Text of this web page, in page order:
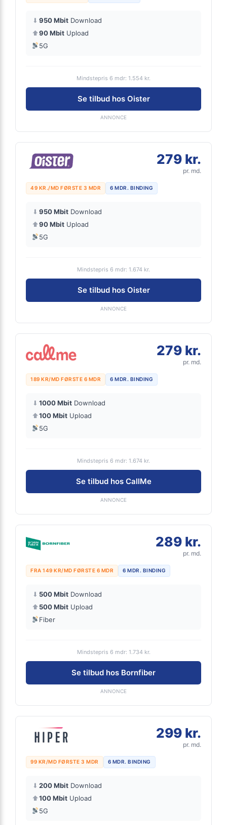
⬇ 950 Mbit Download
⬆90 Mbit Upload
5G
Mindstepris 6 mdr: 1.554 kr.
Se tilbud hos Oister
ANNONCE
279 kr.
pr. md.
49 KR./MD FØRSTE 3 MDR 6 MDR. BINDING
⬇ 950 Mbit Download
⬆90 Mbit Upload
5G
Mindstepris 6 mdr: 1.674 kr.
Se tilbud hos Oister
ANNONCE
279 kr.
pr. md.
189 KR/MD FØRSTE 6 MDR 6 MDR. BINDING
⬇ 1000 Mbit Download
⬆100 Mbit Upload
5G
Mindstepris 6 mdr: 1.674 kr.
Se tilbud hos CallMe
ANNONCE
289 kr.
pr. md.
FRA 149 KR/MD FØRSTE 6 MDR 6 MDR. BINDING
⬇ 500 Mbit Download
⬆500 Mbit Upload
Fiber
Mindstepris 6 mdr: 1.734 kr.
Se tilbud hos Bornfiber
ANNONCE
299 kr.
pr. md.
99 KR/MD FØRSTE 3 MDR 6 MDR. BINDING
⬇ 200 Mbit Download
⬆100 Mbit Upload
5G